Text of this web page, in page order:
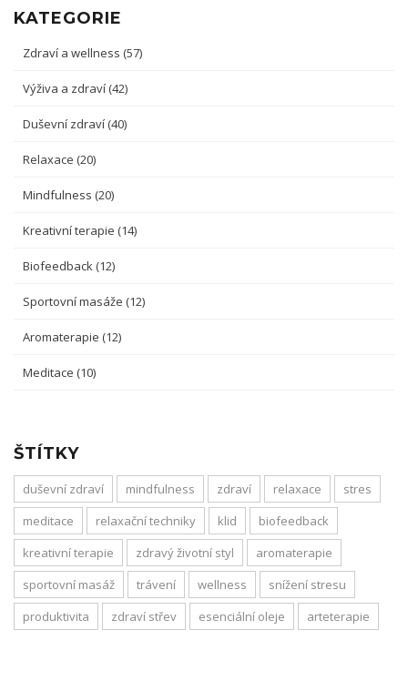
KATEGORIE
Zdraví a wellness (57)
Výživa a zdraví (42)
Duševní zdraví (40)
Relaxace (20)
Mindfulness (20)
Kreativní terapie (14)
Biofeedback (12)
Sportovní masáže (12)
Aromaterapie (12)
Meditace (10)
ŠTÍTKY
duševní zdraví mindfulness zdraví relaxace
stres
meditace
relaxační techniky klid
biofeedback
kreativní terapie
zdravý životní styl
aromaterapie
sportovní masáž
trávení wellness
snížení stresu
produktivita
zdraví střev esenciální oleje arteterapie